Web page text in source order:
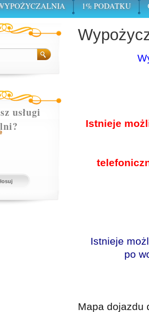
1% PODATKU
usługi
Istnieje
Istnieje
po
Mapa dojazdu